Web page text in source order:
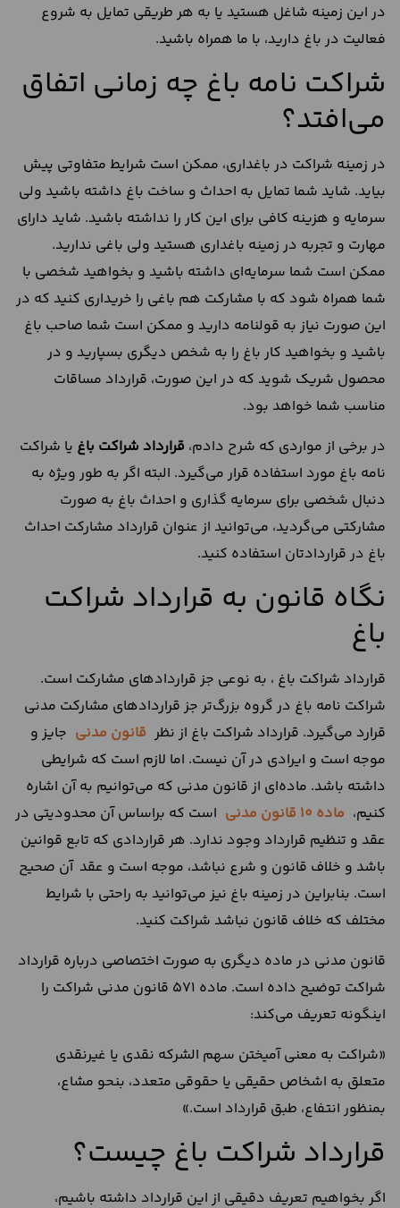
در این زمینه شاغل هستید یا به هر طریقی تمایل به شروع
فعالیت در باغ دارید، با ما همراه باشید.
شراکت نامه باغ چه زمانی اتفاق
می‌افتد؟
در زمینه شراکت در باغداری، ممکن است شرایط متفاوتی پیش
بیاید. شاید شما تمایل به احداث و ساخت باغ داشته باشید ولی
سرمایه و هزینه کافی برای این‌ کار را نداشته باشید. شاید دارای
مهارت و تجربه در زمینه باغداری هستید ولی باغی ندارید.
ممکن است شما سرمایه‌ای داشته باشید و بخواهید شخصی با
شما همراه شود که با مشارکت هم باغی را خریداری کنید که در
این صورت نیاز به قولنامه دارید و ممکن است شما صاحب باغ
باشید و بخواهید کار باغ را به شخص دیگری بسپارید و در
محصول شریک شوید که در این صورت، قرارداد مساقات
مناسب شما خواهد بود.
در برخی از مواردی که شرح دادم، قرارداد شراکت باغ یا شراکت
نامه باغ مورد استفاده قرار می‌گیرد. البته اگر به طور ویژه به
دنبال شخصی برای سرمایه گذاری و احداث باغ به صورت
مشارکتی می‌گردید، می‌توانید از عنوان قرارداد مشارکت احداث
باغ در قراردادتان استفاده کنید.
نگاه قانون به قرارداد شراکت
باغ
قرارداد شراکت باغ ، به نوعی جز قراردادهای مشارکت است.
شراکت نامه باغ در گروه بزرگ‌تر جز قراردادهای مشارکت مدنی
قرارد می‌گیرد. قرارداد شراکت باغ از نظر قانون مدنی جایز و
موجه است و ایرادی در آن نیست. اما لازم است که شرایطی
داشته باشد. ماده‌ای از قانون مدنی که می‌توانیم به آن اشاره
کنیم، ماده 10 قانون مدنی
است که براساس آن محدودیتی در
عقد و تنظیم قرارداد وجود ندارد. هر قراردادی که تابع قوانین
باشد و خلاف قانون و شرع نباشد، موجه است و عقد آن صحیح
است. بنابراین در زمینه باغ نیز می‌توانید به راحتی با شرایط
مختلف که خلاف قانون نباشد شراکت کنید.
قانون مدنی در ماده دیگری به صورت اختصاصی درباره قرارداد
شراکت توضیح داده است. ماده 571 قانون مدنی شراکت را
اینگونه تعریف می‌کند:
«شراکت به معنی ‎آمیختن سهم الشرکه نقدی یا غیرنقدی
متعلق به اشخاص حقیقی یا حقوقی متعدد، بنحو مشاع،
بمنظور انتفاع، طبق قرارداد است.»
قرارداد شراکت باغ چیست؟
اگر بخواهیم تعریف دقیقی از این قرارداد داشته باشیم،